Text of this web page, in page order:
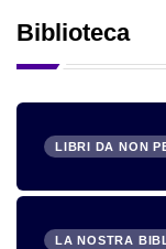
Biblioteca
LIBRI DA NON
LA NOSTRA